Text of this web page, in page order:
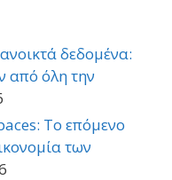
δεδομένα:
από όλη την
Το επόμενο
των